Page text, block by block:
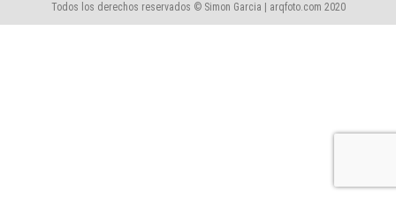
Todos los derechos reservados © Simon Garcia | arqfoto.com 2020